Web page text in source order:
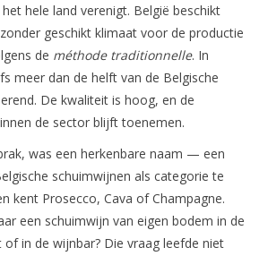
hele land verenigt. België beschikt
geschikt klimaat voor de productie
de méthode traditionnelle. In
meer dan de helft van de Belgische
De kwaliteit is hoog, en de
de sector blijft toenemen.
was een herkenbare naam — een
schuimwijnen als categorie te
kent Prosecco, Cava of Champagne.
een schuimwijn van eigen bodem in de
in de wijnbar? Die vraag leefde niet